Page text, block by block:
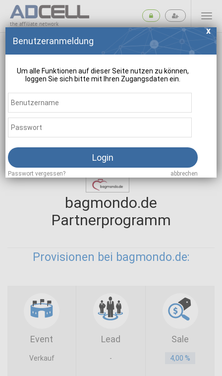
the affiliate network
bagmondo.de
Partnerprogramm
Provisionen bei bagmondo.de:
Event Lead Sale
Verkauf - 4,00 %
Benutzeranmeldung
Um alle Funktionen auf dieser Seite nutzen zu können,
loggen Sie sich bitte mit Ihren Zugangsdaten ein.
Login
Passwort vergessen? abbrechen